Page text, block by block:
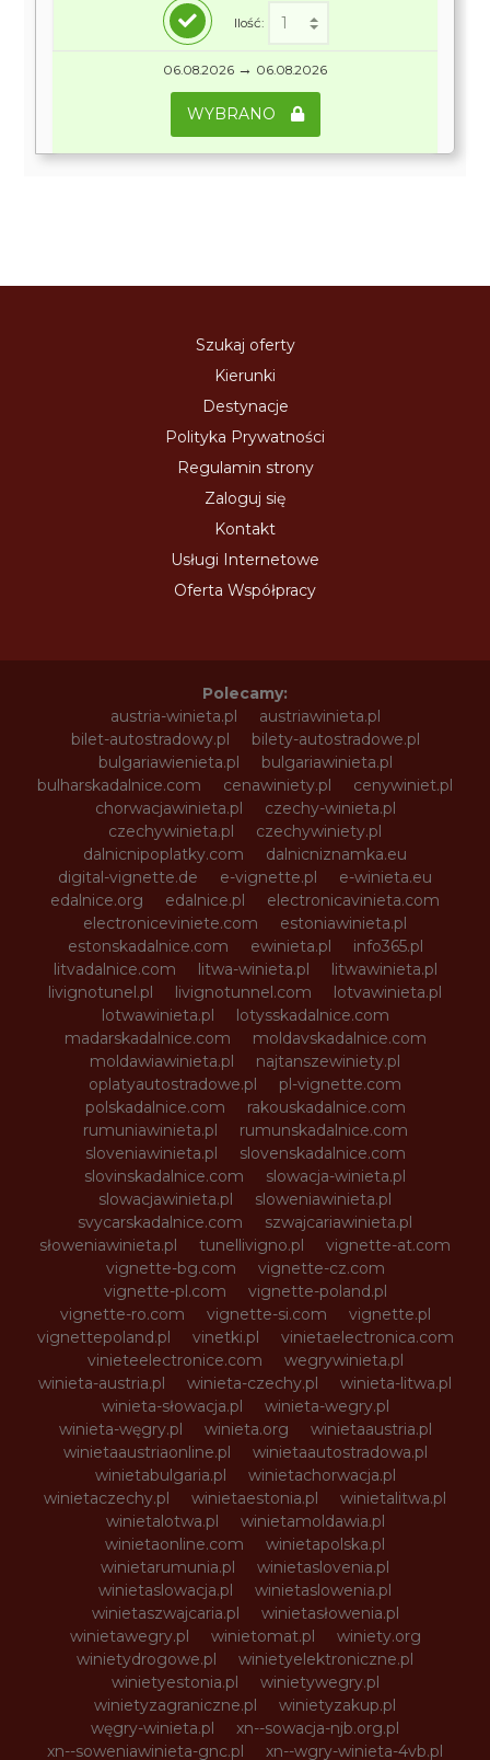
Ilość:
06.08.2026 → 06.08.2026
WYBRANO
Szukaj oferty
Kierunki
Destynacje
Polityka Prywatności
Regulamin strony
Zaloguj się
Kontakt
Usługi Internetowe
Oferta Współpracy
Polecamy:
austria-winieta.pl
austriawinieta.pl
bilet-autostradowy.pl
bilety-autostradowe.pl
bulgariawienieta.pl
bulgariawinieta.pl
bulharskadalnice.com
cenawiniety.pl
cenywiniet.pl
chorwacjawinieta.pl
czechy-winieta.pl
czechywinieta.pl
czechywiniety.pl
dalnicnipoplatky.com
dalnicniznamka.eu
digital-vignette.de
e-vignette.pl
e-winieta.eu
edalnice.org
edalnice.pl
electronicavinieta.com
electroniceviniete.com
estoniawinieta.pl
estonskadalnice.com
ewinieta.pl
info365.pl
litvadalnice.com
litwa-winieta.pl
litwawinieta.pl
livignotunel.pl
livignotunnel.com
lotvawinieta.pl
lotwawinieta.pl
lotysskadalnice.com
madarskadalnice.com
moldavskadalnice.com
moldawiawinieta.pl
najtanszewiniety.pl
oplatyautostradowe.pl
pl-vignette.com
polskadalnice.com
rakouskadalnice.com
rumuniawinieta.pl
rumunskadalnice.com
sloveniawinieta.pl
slovenskadalnice.com
slovinskadalnice.com
slowacja-winieta.pl
slowacjawinieta.pl
sloweniawinieta.pl
svycarskadalnice.com
szwajcariawinieta.pl
słoweniawinieta.pl
tunellivigno.pl
vignette-at.com
vignette-bg.com
vignette-cz.com
vignette-pl.com
vignette-poland.pl
vignette-ro.com
vignette-si.com
vignette.pl
vignettepoland.pl
vinetki.pl
vinietaelectronica.com
vinieteelectronice.com
wegrywinieta.pl
winieta-austria.pl
winieta-czechy.pl
winieta-litwa.pl
winieta-słowacja.pl
winieta-wegry.pl
winieta-węgry.pl
winieta.org
winietaaustria.pl
winietaaustriaonline.pl
winietaautostradowa.pl
winietabulgaria.pl
winietachorwacja.pl
winietaczechy.pl
winietaestonia.pl
winietalitwa.pl
winietalotwa.pl
winietamoldawia.pl
winietaonline.com
winietapolska.pl
winietarumunia.pl
winietaslovenia.pl
winietaslowacja.pl
winietaslowenia.pl
winietaszwajcaria.pl
winietasłowenia.pl
winietawegry.pl
winietomat.pl
winiety.org
winietydrogowe.pl
winietyelektroniczne.pl
winietyestonia.pl
winietywegry.pl
winietyzagraniczne.pl
winietyzakup.pl
węgry-winieta.pl
xn--sowacja-njb.org.pl
xn--soweniawinieta-gnc.pl
xn--wgry-winieta-4vb.pl